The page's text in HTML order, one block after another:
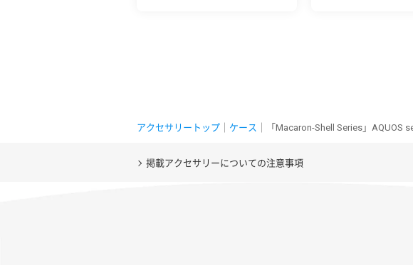
アクセサリートップ ケース ｜「Macaron-Shell Series」
掲載アクセサリーについての注意事項